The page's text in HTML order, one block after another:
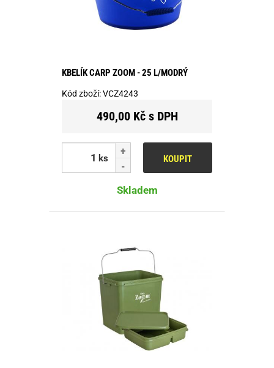
KBELÍK CARP ZOOM - 25 L/MODRÝ
Kód zboží:VCZ4243
490,00 Kč s DPH
ks KOUPIT
Skladem